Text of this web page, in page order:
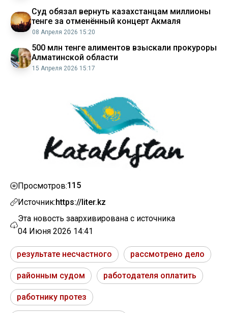
Суд обязал вернуть казахстанцам миллионы
тенге за отменённый концерт Акмаля
08 Апреля 2026 15:20
500 млн тенге алиментов взыскали прокуроры
Алматинской области
15 Апреля 2026 15:17
Просмотров:115
Источник:https://liter.kz
Эта новость заархивирована с источника
04 Июня 2026 14:41
результате несчастного рассмотрено дело
районным судом работодателя оплатить
работнику протез